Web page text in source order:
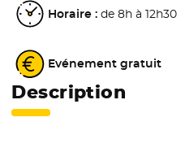
Horaire : de 8h à 12h30
Evénement gratuit
Description